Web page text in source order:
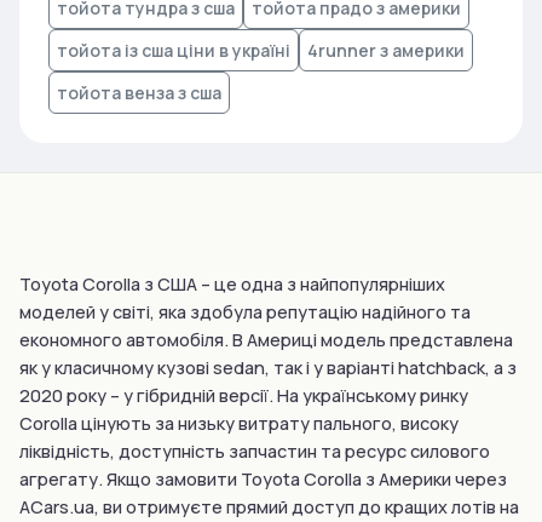
тойота тундра з сша
тойота прадо з америки
тойота із сша ціни в україні
4runner з америки
тойота венза з сша
Toyota Corolla з США – це одна з найпопулярніших
моделей у світі, яка здобула репутацію надійного та
економного автомобіля. В Америці модель представлена
як у класичному кузові sedan, так і у варіанті hatchback, а з
2020 року – у гібридній версії. На українському ринку
Corolla цінують за низьку витрату пального, високу
ліквідність, доступність запчастин та ресурс силового
агрегату. Якщо замовити Toyota Corolla з Америки через
ACars.ua, ви отримуєте прямий доступ до кращих лотів на